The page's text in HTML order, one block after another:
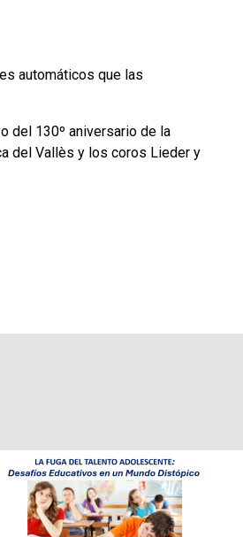
automáticos que las
del 130º aniversario de la
del Vallès y los coros Lieder y